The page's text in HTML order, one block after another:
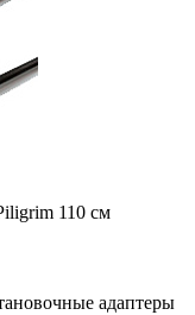
110 см
адаптеры